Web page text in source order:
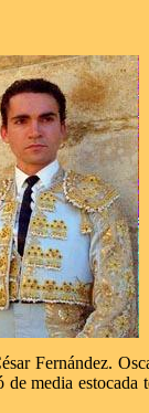
Fernández.
media estocada